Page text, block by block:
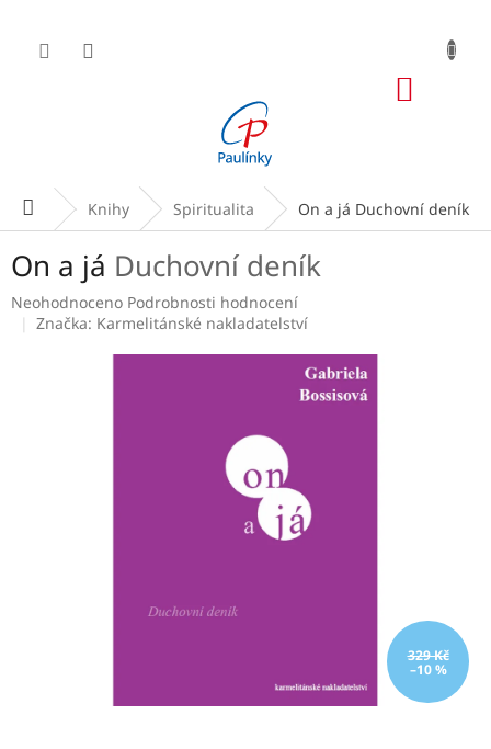
obsah
Domů Knihy Spiritualita On a já Duchovní deník
On a já Duchovní deník
Průměrné
hodnocení
Neohodnoceno Podrobnosti hodnocení
Značka: Karmelitánské nakladatelství
329 Kč
–10 %